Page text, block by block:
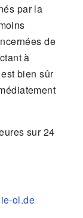
par la
de
à
bien sûr
sur 24
ol.de